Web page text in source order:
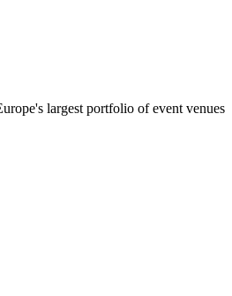
largest portfolio of event venues